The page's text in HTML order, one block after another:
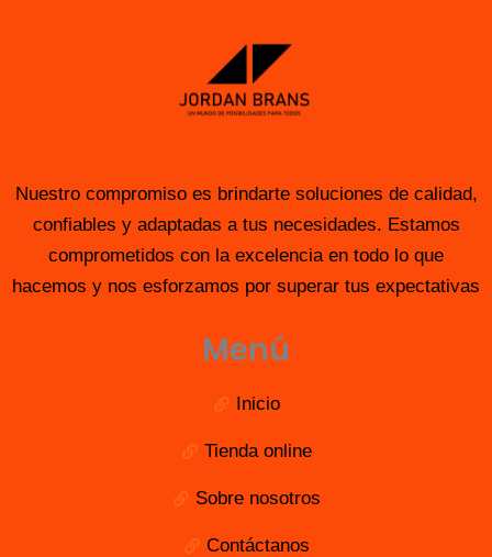
Nuestro compromiso es brindarte soluciones de calidad,
confiables y adaptadas a tus necesidades. Estamos
comprometidos con la excelencia en todo lo que
hacemos y nos esforzamos por superar tus expectativas
Menú
Inicio
Tienda online
Sobre nosotros
Contáctanos